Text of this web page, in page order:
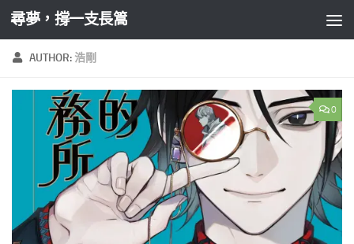
Skip to content
尋夢，撐一支長篙
AUTHOR: 浩剛
0